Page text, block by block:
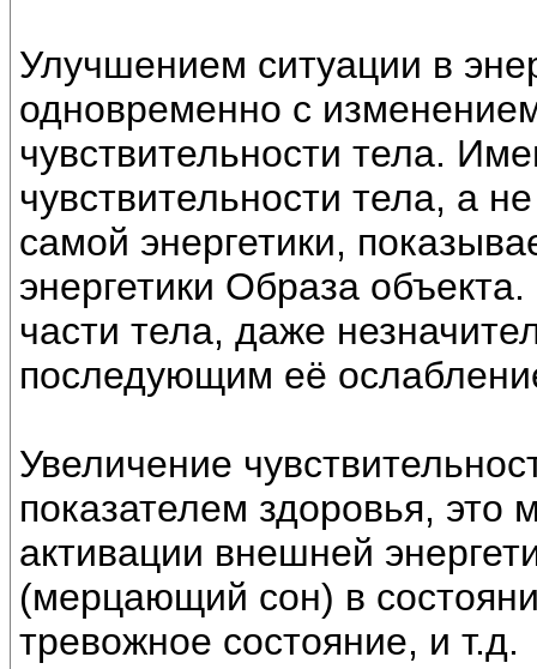
Улучшением ситуации в
одновременно с
чувствительности тела.
чувствительности тела, а
самой энергетики,
энергетики Образа
части тела, даже
последующим её
Увеличение
показателем здоровья, это
активации внешней
(мерцающий сон) в
тревожное состояние, и т.д.